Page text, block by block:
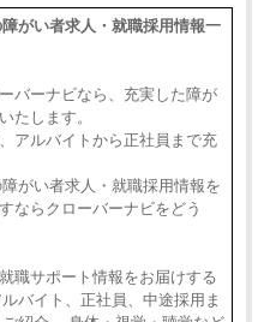
がい者求人・就職採用情報一
バーナビなら、充実した障が
たします。
アルバイトから正社員まで充
がい者求人・就職採用情報を
ならクローバーナビをどう
職サポート情報をお届けする
バイト、正社員、中途採用ま